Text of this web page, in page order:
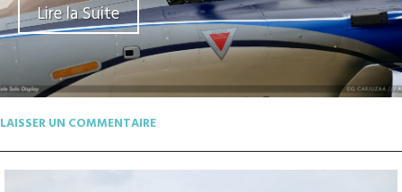
Lire la Suite
LAISSER UN COMMENTAIRE